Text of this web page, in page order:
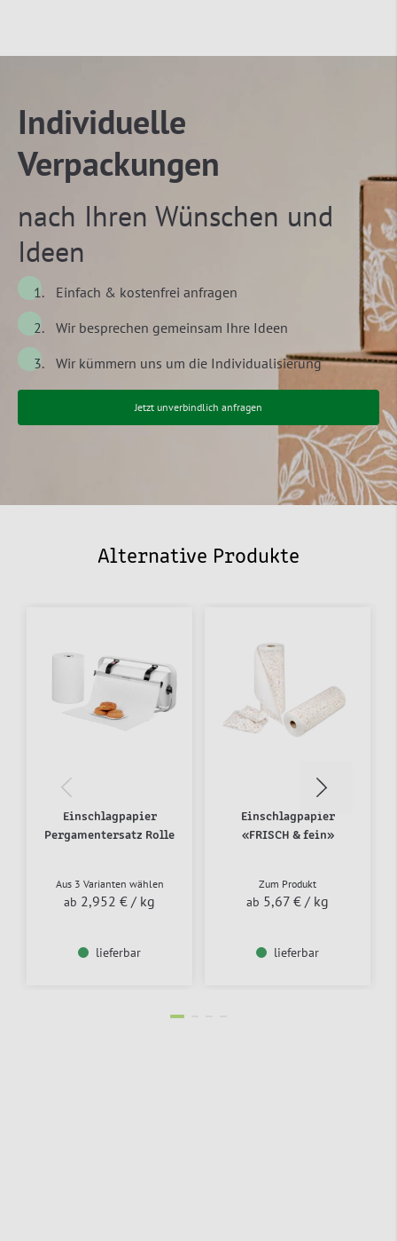
Individuelle
Verpackungen
nach Ihren Wünschen und
Ideen
Einfach & kostenfrei anfragen
Wir besprechen gemeinsam Ihre Ideen
Wir kümmern uns um die Individualisierung
Jetzt unverbindlich anfragen
Alternative Produkte
Einschlagpapier
Pergamentersatz Rolle
Aus 3 Varianten wählen
ab 2,952 € / kg
lieferbar
Einschlagpapier
«FRISCH & fein»
Zum Produkt
ab 5,67 € / kg
lieferbar